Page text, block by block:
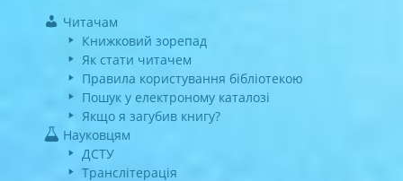
Читачам
Книжковий зорепад
Як стати читачем
Правила користування бібліотекою
Пошук у електроному каталозі
Якщо я загубив книгу?
Науковцям
ДСТУ
Транслітерація